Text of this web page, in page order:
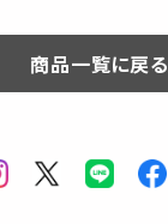
商品一覧に戻る